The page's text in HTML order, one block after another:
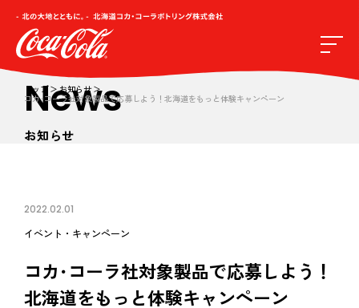
トップ
お知らせ
コカ･コーラ社対象製品で応募しよう！北海道をもっと体験キャンペーン
News
お知らせ
2022.02.01
イベント・キャンペーン
コカ･コーラ社対象製品で応募しよう！
北海道をもっと体験キャンペーン